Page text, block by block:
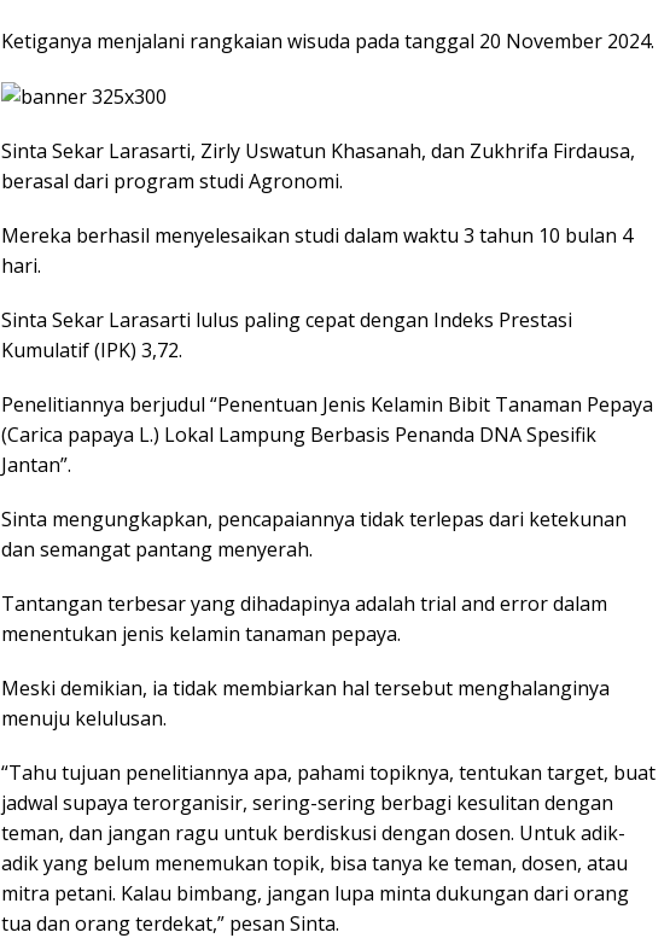
Ketiganya menjalani rangkaian wisuda pada tanggal 20 November 2024.
Sinta Sekar Larasarti, Zirly Uswatun Khasanah, dan Zukhrifa Firdausa,
berasal dari program studi Agronomi.
Mereka berhasil menyelesaikan studi dalam waktu 3 tahun 10 bulan 4
hari.
Sinta Sekar Larasarti lulus paling cepat dengan Indeks Prestasi
Kumulatif (IPK) 3,72.
Penelitiannya berjudul “Penentuan Jenis Kelamin Bibit Tanaman Pepaya
(Carica papaya L.) Lokal Lampung Berbasis Penanda DNA Spesifik
Jantan”.
Sinta mengungkapkan, pencapaiannya tidak terlepas dari ketekunan
dan semangat pantang menyerah.
Tantangan terbesar yang dihadapinya adalah trial and error dalam
menentukan jenis kelamin tanaman pepaya.
Meski demikian, ia tidak membiarkan hal tersebut menghalanginya
menuju kelulusan.
“Tahu tujuan penelitiannya apa, pahami topiknya, tentukan target, buat
jadwal supaya terorganisir, sering-sering berbagi kesulitan dengan
teman, dan jangan ragu untuk berdiskusi dengan dosen. Untuk adik-
adik yang belum menemukan topik, bisa tanya ke teman, dosen, atau
mitra petani. Kalau bimbang, jangan lupa minta dukungan dari orang
tua dan orang terdekat,” pesan Sinta.